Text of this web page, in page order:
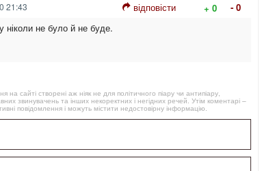
21:43 відповісти + 0
- 0
ніколи не було й не буде.
сайті створені аж ніяк не для політичного піару чи антипіару,
звинувачень та інших некоректних і негідних речей. Утім коментарі –
повідомлення і можуть містити недостовірну інформацію.